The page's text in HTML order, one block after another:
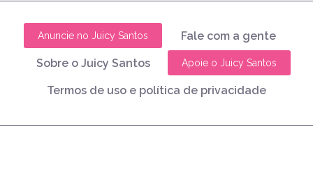
Anuncie no Juicy Santos Fale com a gente
Sobre o Juicy Santos Apoie o Juicy Santos
Termos de uso e política de privacidade